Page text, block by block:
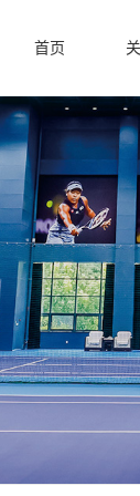
首页